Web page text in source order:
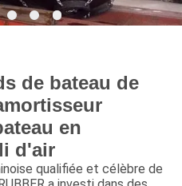
de bateau de
en
d'air
qualifiée et célèbre de